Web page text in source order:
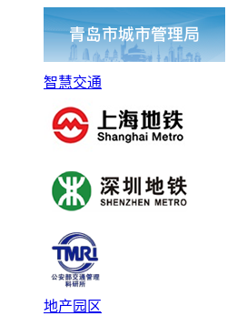
智慧交通
地产园区